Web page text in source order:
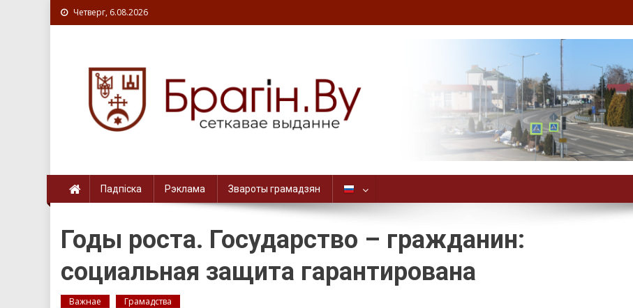
Четверг, 6.08.2026
Падпіска Рэклама Звароты грамадзян
Годы роста. Государство – гражданин:
социальная защита гарантирована
Важнае Грамадства